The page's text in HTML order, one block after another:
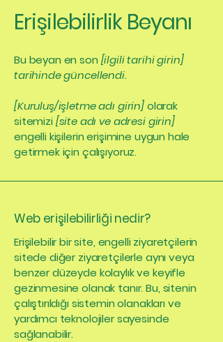
Erişilebilirlik Beyanı
Bu beyan en son [ilgili tarihi girin]
tarihinde güncellendi.
[Kuruluş/işletme adı girin]olarak
sitemizi [site adı ve adresi girin]
engelli kişilerin erişimine uygun hale
getirmek için çalışıyoruz.
Web erişilebilirliği nedir?
Erişilebilir bir site, engelli ziyaretçilerin
sitede diğer ziyaretçilerle aynı veya
benzer düzeyde kolaylık ve keyifle
gezinmesine olanak tanır. Bu, sitenin
çalıştırıldığı sistemin olanakları ve
yardımcı teknolojiler sayesinde
sağlanabilir.